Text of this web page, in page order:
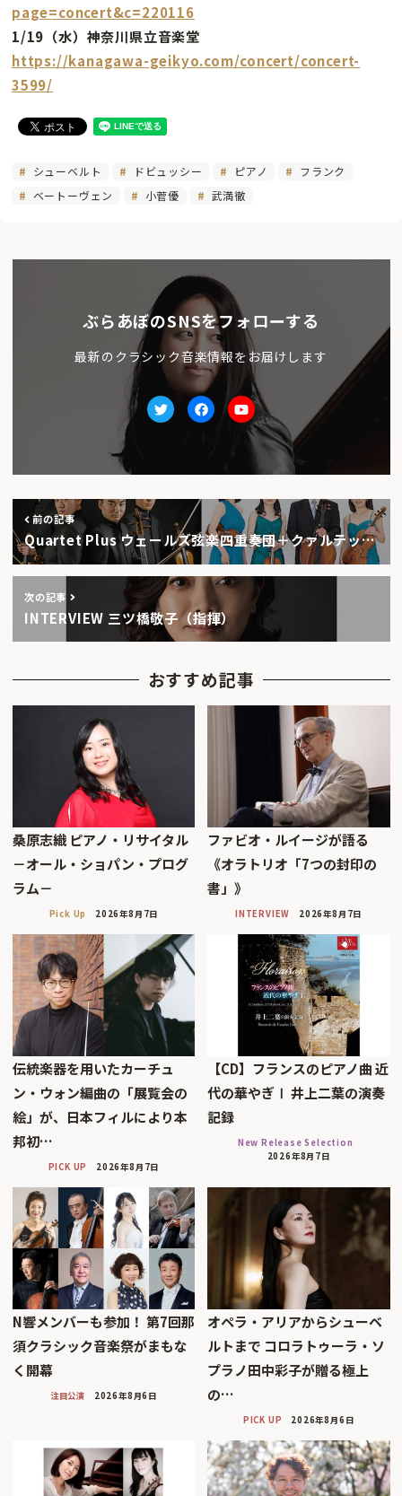
page=concert&c=220116
1/19（水）神奈川県立音楽堂
https://kanagawa-geikyo.com/concert/concert-
3599/
シューベルト ドビュッシー ピアノ
フランク
ベートーヴェン
小菅優 武満徹
ぶらあぼのSNSをフォローする
最新のクラシック音楽情報をお届けします
TwitterfacebookYoutube
前の記事
Quartet Plus ウェールズ弦楽四重奏団＋クァルテッ…
次の記事
INTERVIEW 三ツ橋敬子（指揮）
おすすめ記事
桑原志織 ピアノ・リサイタル
－オール・ショパン・プログ
ラム－
Pick Up 2026年8月7日
ファビオ・ルイージが語る
《オラトリオ「7つの封印の
書」》
INTERVIEW 2026年8月7日
伝統楽器を用いたカーチュ
ン・ウォン編曲の「展覧会の
絵」が、日本フィルにより本
邦初…
PICK UP 2026年8月7日
【CD】フランスのピアノ曲 近
代の華やぎⅠ 井上二葉の演奏
記録
New Release Selection
2026年8月7日
N響メンバーも参加！ 第7回那
須クラシック音楽祭がまもな
く開幕
注目公演 2026年8月6日
オペラ・アリアからシューベ
ルトまで コロラトゥーラ・ソ
プラノ田中彩子が贈る極上
の…
PICK UP 2026年8月6日